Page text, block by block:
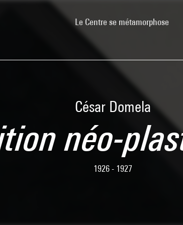
Le Centre se métamorphose
César Domela
néo-
1926 - 1927